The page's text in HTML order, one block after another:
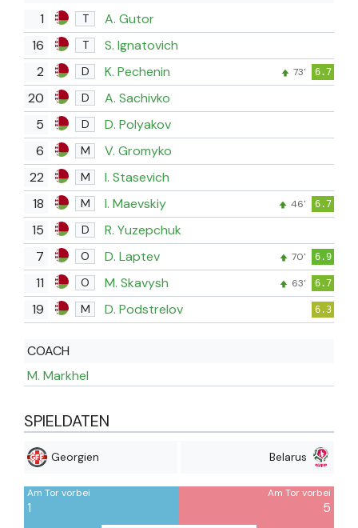
1
T
A. Gutor
16
T
S. Ignatovich
2
D K. Pechenin 73' 6.7
20 D
A. Sachivko
5
D
D. Polyakov
6
M
V. Gromyko
22
M
I. Stasevich
18
M I. Maevskiy 46' 6.7
15 D
R. Yuzepchuk
7
O D. Laptev 70' 6.9
11 O M. Skavysh 63' 6.7
19 M D. Podstrelov 6.3
COACH
M. Markhel
SPIELDATEN
Georgien Belarus
Am Tor vorbei
1
Am Tor vorbei
5